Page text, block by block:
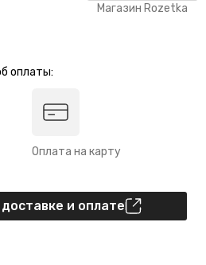
Магазин Rozetka
оплаты:
Оплата на карту
и оплате